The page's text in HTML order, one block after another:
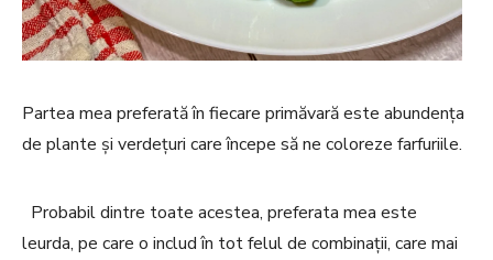
Partea mea preferată în fiecare primăvară este abundența
de plante și verdețuri care începe să ne coloreze farfuriile.
Probabil dintre toate acestea, preferata mea este
leurda, pe care o includ în tot felul de combinații, care mai